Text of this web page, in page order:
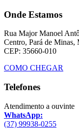
Onde Estamos
Rua Major Manoel
Centro, Pará de Minas,
CEP: 35660-010
COMO CHEGAR
Telefones
Atendimento a ouvinte
WhatsApp:
(37) 99938-0255